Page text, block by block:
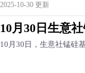
2025-10-30 更新
10月30日生意
10月30日，生意社锰硅